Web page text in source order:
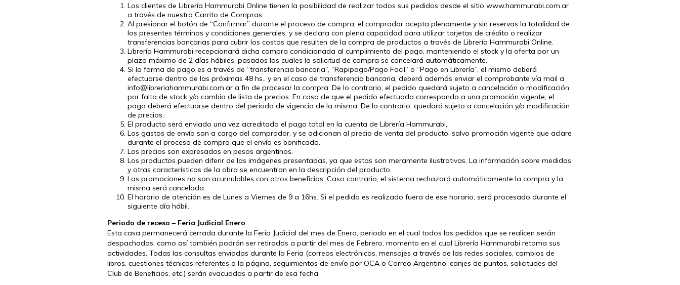
Los clientes de Librería Hammurabi Online tienen la posibilidad de realizar todos sus pedidos desde el sitio www.hammurabi.com.ar
a través de nuestro Carrito de Compras.
Al presionar el botón de “Confirmar” durante el proceso de compra, el comprador acepta plenamente y sin reservas la totalidad de
los presentes términos y condiciones generales, y se declara con plena capacidad para utilizar tarjetas de crédito o realizar
transferencias bancarias para cubrir los costos que resulten de la compra de productos a través de Librería Hammurabi Online.
Librería Hammurabi recepcionará dicha compra condicionada al cumplimiento del pago, manteniendo el stock y la oferta por un
plazo máximo de 2 días hábiles, pasados los cuales la solicitud de compra se cancelará automáticamente.
Si la forma de pago es a través de “transferencia bancaria”, “Rapipago/Pago Facil” o “Pago en Librería”, el mismo deberá
efectuarse dentro de las próximas 48 hs., y en el caso de transferencia bancaria, deberá además enviar el comprobante vía mail a
info@libreriahammurabi.com.ar a fin de procesar la compra. De lo contrario, el pedido quedará sujeto a cancelación o modificación
por falta de stock y/o cambio de lista de precios. En caso de que el pedido efectuado corresponda a una promoción vigente, el
pago deberá efectuarse dentro del periodo de vigencia de la misma. De lo contrario, quedará sujeto a cancelación y/o modificación
de precios.
El producto será enviado una vez acreditado el pago total en la cuenta de Librería Hammurabi,
Los gastos de envío son a cargo del comprador, y se adicionan al precio de venta del producto, salvo promoción vigente que aclare
durante el proceso de compra que el envío es bonificado.
Los precios son expresados en pesos argentinos.
Los productos pueden diferir de las imágenes presentadas, ya que estas son meramente ilustrativas. La información sobre medidas
y otras características de la obra se encuentran en la descripción del producto.
Las promociones no son acumulables con otros beneficios. Caso contrario, el sistema rechazará automáticamente la compra y la
misma será cancelada.
El horario de atención es de Lunes a Viernes de 9 a 16hs. Si el pedido es realizado fuera de ese horario, será procesado durante el
siguiente día hábil.
Periodo de receso – Feria Judicial Enero
Esta casa permanecerá cerrada durante la Feria Judicial del mes de Enero, periodo en el cual todos los pedidos que se realicen serán
despachados, como así también podrán ser retirados a partir del mes de Febrero, momento en el cual Librería Hammurabi retoma sus
actividades. Todas las consultas enviadas durante la Feria (correos electrónicos, mensajes a través de las redes sociales, cambios de
libros, cuestiones técnicas referentes a la página, seguimientos de envío por OCA o Correo Argentino, canjes de puntos, solicitudes del
Club de Beneficios, etc.) serán evacuadas a partir de esa fecha.